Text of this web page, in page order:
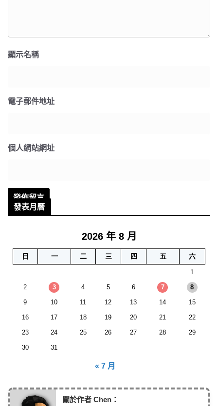
顯示名稱
電子郵件地址
個人網站網址
發表月曆
2026 年 8 月
日 一 二 三 四 五 六
1
2 3 4 5 6 7 8
9 10 11 12 13 14 15
16 17 18 19 20 21 22
23 24 25 26 27 28 29
30 31
« 7 月
關於作者 Chen：